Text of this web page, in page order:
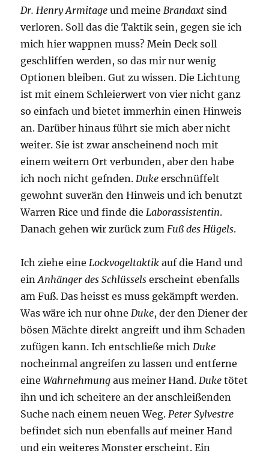
Dr. Henry Armitage und meine Brandaxt sind
verloren. Soll das die Taktik sein, gegen sie ich
mich hier wappnen muss? Mein Deck soll
geschliffen werden, so das mir nur wenig
Optionen bleiben. Gut zu wissen. Die Lichtung
ist mit einem Schleierwert von vier nicht ganz
so einfach und bietet immerhin einen Hinweis
an. Darüber hinaus führt sie mich aber nicht
weiter. Sie ist zwar anscheinend noch mit
einem weitern Ort verbunden, aber den habe
ich noch nicht gefnden. Duke erschnüffelt
gewohnt suverän den Hinweis und ich benutzt
Warren Rice und finde die Laborassistentin.
Danach gehen wir zurück zum Fuß des Hügels.
Ich ziehe eine Lockvogeltaktik auf die Hand und
einAnhänger des Schlüssels erscheint ebenfalls
am Fuß. Das heisst es muss gekämpft werden.
Was wäre ich nur ohne Duke, der den Diener der
bösen Mächte direkt angreift und ihm Schaden
zufügen kann. Ich entschließe mich Duke
nocheinmal angreifen zu lassen und entferne
eineWahrnehmung aus meiner Hand. Duke tötet
ihn und ich scheitere an der anschleißenden
Suche nach einem neuen Weg. Peter Sylvestre
befindet sich nun ebenfalls auf meiner Hand
und ein weiteres Monster erscheint. Ein